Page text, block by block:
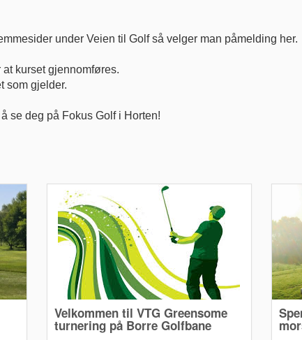
under Veien til Golf så velger man påmelding her.
kurset gjennomføres.
som gjelder.
se deg på Fokus Golf i Horten!
Velkommen til VTG Greensome
turnering på Borre Golfbane